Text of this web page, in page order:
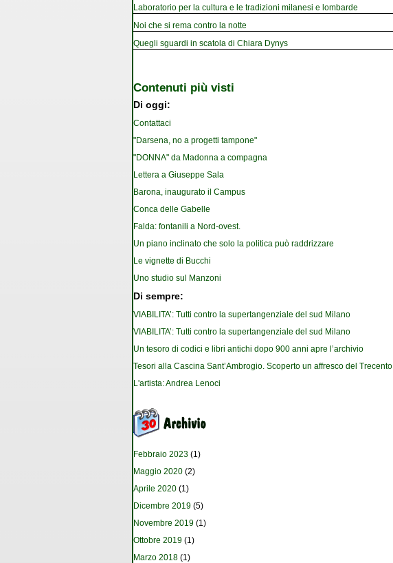
Laboratorio per la cultura e le tradizioni milanesi e lombarde
Noi che si rema contro la notte
Quegli sguardi in scatola di Chiara Dynys
Contenuti più visti
Di oggi:
Contattaci
"Darsena, no a progetti tampone"
"DONNA" da Madonna a compagna
Lettera a Giuseppe Sala
Barona, inaugurato il Campus
Conca delle Gabelle
Falda: fontanili a Nord-ovest.
Un piano inclinato che solo la politica può raddrizzare
Le vignette di Bucchi
Uno studio sul Manzoni
Di sempre:
VIABILITA’: Tutti contro la supertangenziale del sud Milano
VIABILITA’: Tutti contro la supertangenziale del sud Milano
Un tesoro di codici e libri antichi dopo 900 anni apre l’archivio
Tesori alla Cascina Sant’Ambrogio. Scoperto un affresco del Trecento
L'artista: Andrea Lenoci
Febbraio 2023 (1)
Maggio 2020 (2)
Aprile 2020 (1)
Dicembre 2019 (5)
Novembre 2019 (1)
Ottobre 2019 (1)
Marzo 2018 (1)